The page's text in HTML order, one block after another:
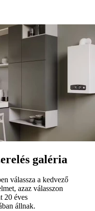
galéria
válassza a kedvező
azaz válasszon
20 éves
állnak.